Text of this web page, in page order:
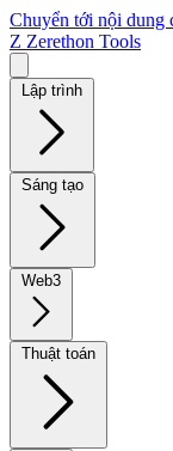
Chuyển tới nội dung
Z Zerethon Tools
Lập trình
Sáng tạo
Web3
Thuật toán